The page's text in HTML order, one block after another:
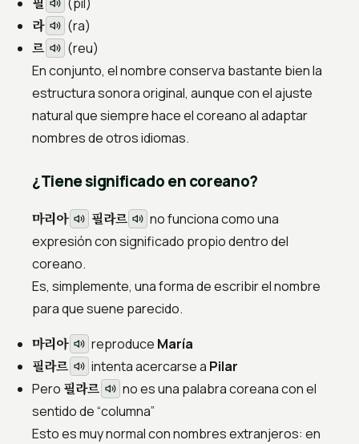
라 (ra)
르 (reu)
En conjunto, el nombre conserva bastante bien la
estructura sonora original, aunque con el ajuste
natural que siempre hace el coreano al adaptar
nombres de otros idiomas.
¿Tiene significado en coreano?
마리아 필라르
no funciona como una
expresión con significado propio dentro del
coreano.
Es, simplemente, una forma de escribir el nombre
para que suene parecido.
마리아 reproduce María
필라르 intenta acercarse a Pilar
Pero 필라르
no es una palabra coreana con el
sentido de “columna”
Esto es muy normal con nombres extranjeros: en